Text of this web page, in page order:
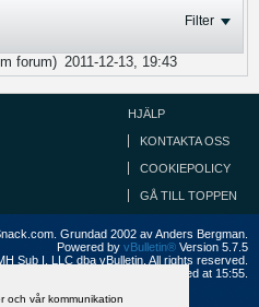
och vår kommunikation
Filter
forum) 2011-12-13, 19:43
HJÄLP
KONTAKTA OSS
COOKIEPOLICY
GÅ TILL TOPPEN
Grundad 2002 av Anders Bergman.
Powered by vBulletin® Version 5.7.5
Sub I, LLC dba vBulletin. All rights reserved.
are GMT+1. This page was generated at 15:55.